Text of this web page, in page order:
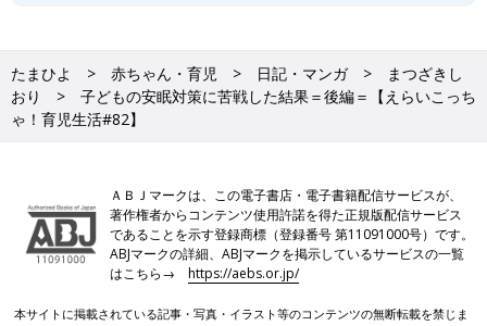
たまひよ 赤ちゃん・育児 日記・マンガ
まつざきし
おり
子どもの安眠対策に苦戦した結果＝後編＝【えらいこっち
ゃ！育児生活#82】
ＡＢＪマークは、この電子書店・電子書籍配信サービスが、
著作権者からコンテンツ使用許諾を得た正規版配信サービス
であることを示す登録商標（登録番号 第11091000号）です。
ABJマークの詳細、ABJマークを掲示しているサービスの一覧
はこちら→https://aebs.or.jp/
本サイトに掲載されている記事・写真・イラスト等のコンテンツの無断転載を禁じま